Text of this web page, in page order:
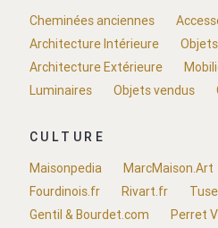
Cheminées anciennes
Architecture Intérieure
Architecture Extérieure
Luminaires
Objets vendus
CULTURE
Maisonpedia
MarcMaison.Art
Fourdinois.fr
Rivart.fr
Gentil & Bourdet.com
Perret